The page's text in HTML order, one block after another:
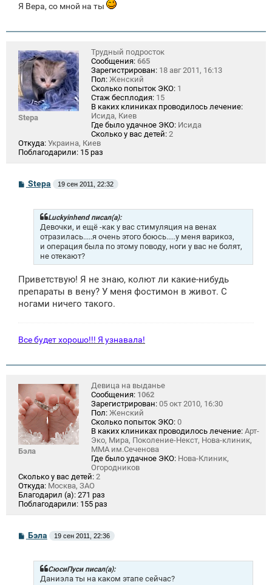
Я Вера, со мной на ты
Stepa
Трудный подросток
Сообщения: 665
Зарегистрирован: 18 авг 2011, 16:13
Пол: Женский
Сколько попыток ЭКО: 1
Стаж бесплодия: 15
В каких клиниках проводилось лечение:
Исида, Киев
Где было удачное ЭКО: Исида
Сколько у вас детей: 2
Откуда: Украина, Киев
Поблагодарили: 15 раз
СStepa 19 сен 2011, 22:32
Luckyinhend писал(а):
Девочки, и ещё -как у вас стимуляция на венах
отразилась.....я очень этого боюсь.....у меня варикоз,
и операция была по этому поводу, ноги у вас не болят,
не отекают?
Приветствую! Я не знаю, колют ли какие-нибудь
препараты в вену? У меня фостимон в живот. С
ногами ничего такого.
Все будет хорошо!!! Я узнавала!
Бэла
Девица на выданье
Сообщения: 1062
Зарегистрирован: 05 окт 2010, 16:30
Пол: Женский
Сколько попыток ЭКО: 0
В каких клиниках проводилось лечение: Арт-
Эко, Мира, Поколение-Некст, Нова-клиник,
ММА им.Сеченова
Где было удачное ЭКО: Нова-Клиник,
Огородников
Сколько у вас детей: 2
Откуда: Москва, ЗАО
Благодарил (а): 271 раз
Поблагодарили: 155 раз
СБэла 19 сен 2011, 22:36
СюсиПуси писал(а):
Даниэла ты на каком этапе сейчас?